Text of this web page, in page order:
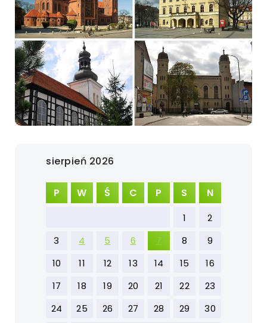
sierpień 2026
P W Ś C P S N
1
2
3
4 5 6 7 8
9
10
11 12 13 14 15
16
17
18 19 20 21 22
23
24
25 26 27 28 29
30